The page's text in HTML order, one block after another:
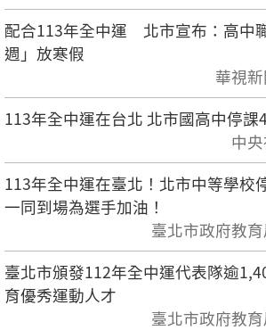
配合113年全中運 北市宣布：高中
週」放寒假
華視
113年全中運在台北 北市國高中停課
中
113年全中運在臺北！北市中等學校
一同到場為選手加油！
臺北市政府教育
臺北市頒發112年全中運代表隊逾
育優秀運動人才
臺北市政府教育